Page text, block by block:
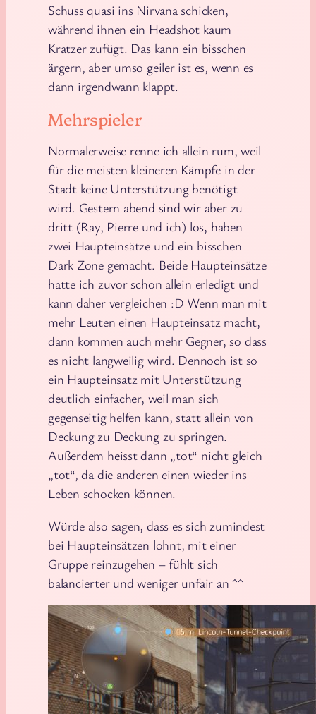
Schuss quasi ins Nirvana schicken,
während ihnen ein Headshot kaum
Kratzer zufügt. Das kann ein bisschen
ärgern, aber umso geiler ist es, wenn es
dann irgendwann klappt.
Mehrspieler
Normalerweise renne ich allein rum, weil
für die meisten kleineren Kämpfe in der
Stadt keine Unterstützung benötigt
wird. Gestern abend sind wir aber zu
dritt (Ray, Pierre und ich) los, haben
zwei Haupteinsätze und ein bisschen
Dark Zone gemacht. Beide Haupteinsätze
hatte ich zuvor schon allein erledigt und
kann daher vergleichen :D Wenn man mit
mehr Leuten einen Haupteinsatz macht,
dann kommen auch mehr Gegner, so dass
es nicht langweilig wird. Dennoch ist so
ein Haupteinsatz mit Unterstützung
deutlich einfacher, weil man sich
gegenseitig helfen kann, statt allein von
Deckung zu Deckung zu springen.
Außerdem heisst dann „tot“ nicht gleich
„tot“, da die anderen einen wieder ins
Leben schocken können.
Würde also sagen, dass es sich zumindest
bei Haupteinsätzen lohnt, mit einer
Gruppe reinzugehen – fühlt sich
balancierter und weniger unfair an ^^